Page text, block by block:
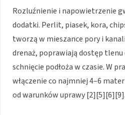
Rozluźnienie i napowietrzenie
dodatki. Perlit, piasek, kora,
tworzą w mieszance pory i
drenaż, poprawiają dostęp
schnięcie podłoża w czasie. W
włączenie co najmniej 4–6
od warunków uprawy [2][5][6][9].